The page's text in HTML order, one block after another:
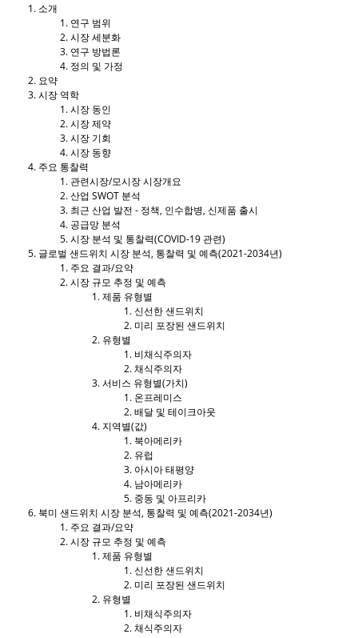
소개
연구 범위
시장 세분화
연구 방법론
정의 및 가정
요약
시장 역학
시장 동인
시장 제약
시장 기회
시장 동향
주요 통찰력
관련시장/모시장 시장개요
산업 SWOT 분석
최근 산업 발전 - 정책, 인수합병, 신제품 출시
공급망 분석
시장 분석 및 통찰력(COVID-19 관련)
글로벌 샌드위치 시장 분석, 통찰력 및 예측(2021-2034년)
주요 결과/요약
시장 규모 추정 및 예측
제품 유형별
신선한 샌드위치
미리 포장된 샌드위치
유형별
비채식주의자
채식주의자
서비스 유형별(가치)
온프레미스
배달 및 테이크아웃
지역별(값)
북아메리카
유럽
아시아 태평양
남아메리카
중동 및 아프리카
북미 샌드위치 시장 분석, 통찰력 및 예측(2021-2034년)
주요 결과/요약
시장 규모 추정 및 예측
제품 유형별
신선한 샌드위치
미리 포장된 샌드위치
유형별
비채식주의자
채식주의자